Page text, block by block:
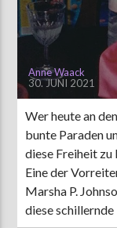
AKTUELLE SENDUNG
MOEBIUS
12:00
ZU HÖREN IN
Anne Waack
30. JUNI 2021
Wer heute an
bunte Paraden
diese Freiheit
Eine der
Marsha P.
diese